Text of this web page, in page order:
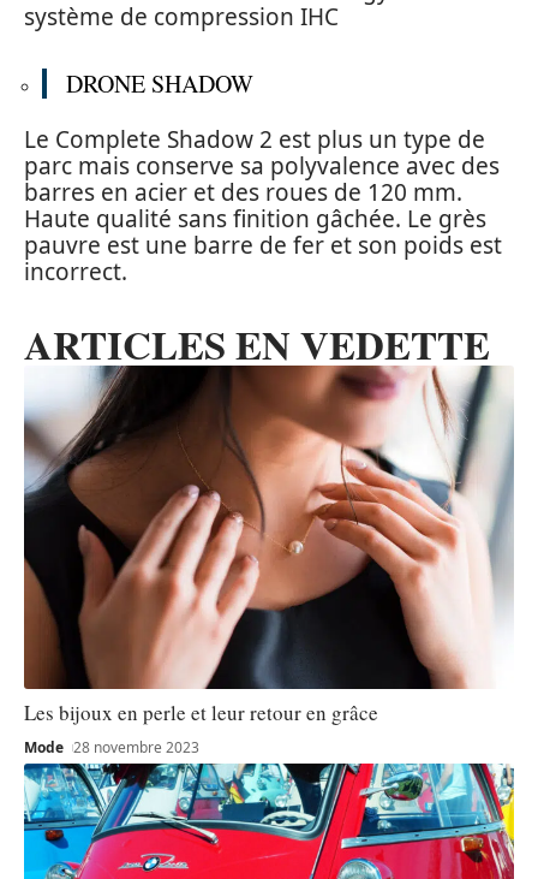
système de compression IHC
DRONE SHADOW
Le Complete Shadow 2 est plus un type de
parc mais conserve sa polyvalence avec des
barres en acier et des roues de 120 mm.
Haute qualité sans finition gâchée. Le grès
pauvre est une barre de fer et son poids est
incorrect.
ARTICLES EN VEDETTE
Les bijoux en perle et leur retour en grâce
Mode 28 novembre 2023